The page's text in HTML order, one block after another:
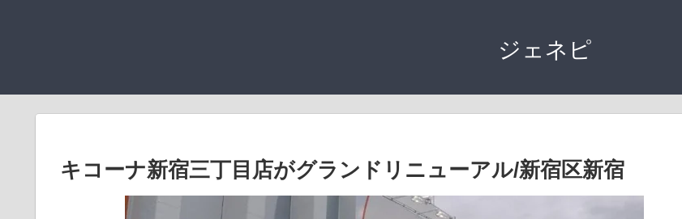
ジェネピ
キコーナ新宿三丁目店がグランドリニューアル/新宿区新宿